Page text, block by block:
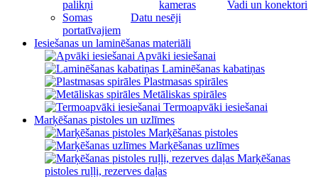
palikņi
Somas
portatīvajiem
kameras
Datu nesēji
Vadi un konektori
Iesiešanas un laminēšanas materiāli
Apvāki iesiešanai
Laminēšanas kabatiņas
Plastmasas spirāles
Metāliskas spirāles
Termoapvāki iesiešanai
Marķēšanas pistoles un uzlīmes
Marķēšanas pistoles
Marķēšanas uzlīmes
Marķēšanas
pistoles ruļļi, rezerves daļas